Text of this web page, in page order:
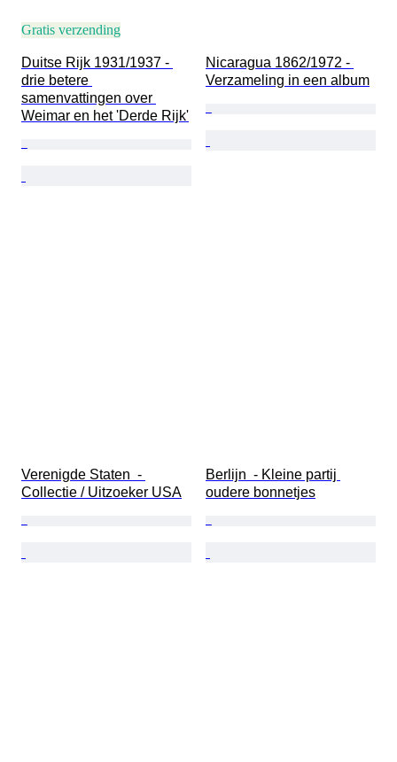
Gratis verzending
Duitse Rijk 1931/1937 -
drie betere
samenvattingen over
Weimar en het 'Derde Rijk'
Nicaragua 1862/1972 -
Verzameling in een album
Verenigde Staten  -
Collectie / Uitzoeker USA
Berlijn  - Kleine partij
oudere bonnetjes